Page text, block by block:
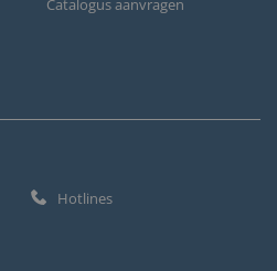
Catalogus aanvragen
Hotlines